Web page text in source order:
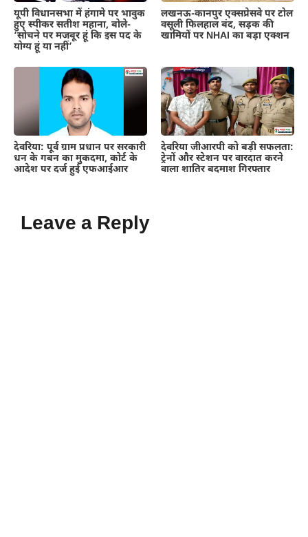
यूपी विधानसभा में हंगामे पर भावुक
हुए स्पीकर सतीश महाना, बोले-
‘सोचने पर मजबूर हूं कि इस पद के
योग्य हूं या नहीं’
लखनऊ-कानपुर एक्सप्रेसवे पर टोल
वसूली फिलहाल बंद, सड़क की
खामियों पर NHAI का बड़ा एक्शन
देवरिया: पूर्व ग्राम प्रधान पर सरकारी
धन के गबन का मुकदमा, कोर्ट के
आदेश पर दर्ज हुई एफआईआर
देवरिया जीआरपी को बड़ी सफलता:
ट्रेनों और स्टेशन पर वारदात करने
वाला शातिर बदमाश गिरफ्तार
Leave a Reply